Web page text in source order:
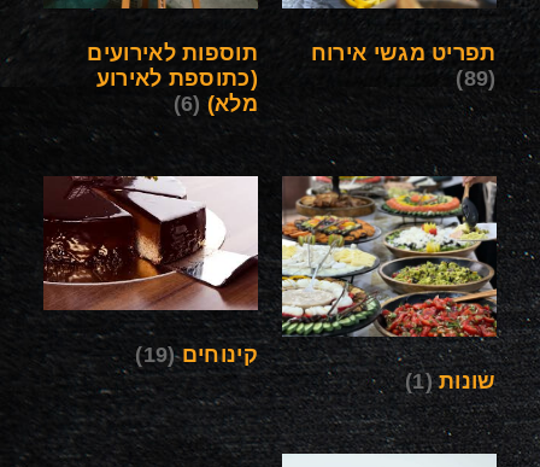
תפריט מגשי אירוח
(89)
תוספות לאירועים
(כתוספת לאירוע
מלא) (6)
שונות(1)
קינוחים(19)